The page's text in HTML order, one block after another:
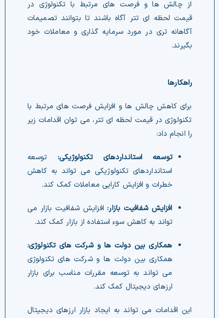
بگیرند.
راهکارها
را انجام داد:
توسعه استانداردهای تکنولوژیکی:
خطرات و افزایش کارایی معاملات کمک کند.
افزایش شفافیت بازار:
تواند به کاهش سوء استفاده از بازار کمک کند.
همکاری بین دولت ها و شرکت های تکنولوژی:
ارزهای دیجیتال کمک کند.